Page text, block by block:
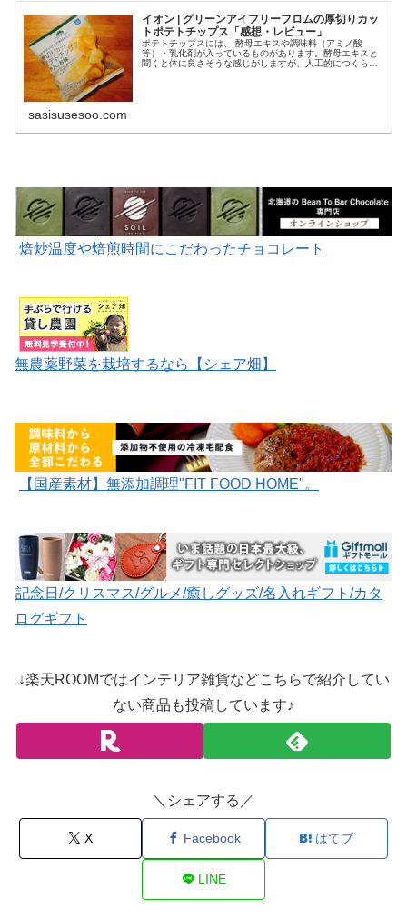
イオン | グリーンアイフリーフロムの厚切りカッ
トポテトチップス「感想・レビュー」
ポテトチップスには、 酵母エキスや調味料（アミノ酸
等）・乳化剤が入っているものがあります。酵母エキスと
聞くと体に良さそうな感じがしますが、人工的につくられ
sasisusesoo.com
焙炒温度や焙煎時間にこだわったチョコレート
無農薬野菜を栽培するなら【シェア畑】
【国産素材】無添加調理"FIT FOOD HOME"。
記念日/クリスマス/グルメ/癒しグッズ/名入れギフト/カタ
ログギフト
↓楽天ROOMではインテリア雑貨などこちらで紹介してい
ない商品も投稿しています♪
＼シェアする／
X Facebook はてブ
LINE